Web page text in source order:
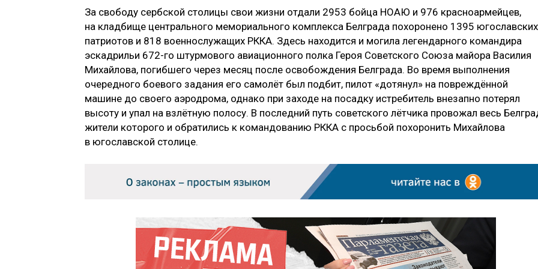
За свободу сербской столицы свои жизни отдали 2953 бойца НОАЮ и 976 красноармейцев,
на кладбище центрального мемориального комплекса Белграда похоронено 1395 югославских
патриотов и 818 военнослужащих РККА. Здесь находится и могила легендарного командира
эскадрильи 672-го штурмового авиационного полка Героя Советского Союза майора Василия
Михайлова, погибшего через месяц после освобождения Белграда. Во время выполнения
очередного боевого задания его самолёт был подбит, пилот «дотянул» на повреждённой
машине до своего аэродрома, однако при заходе на посадку истребитель внезапно потерял
высоту и упал на взлётную полосу. В последний путь советского лётчика провожал весь
жители которого и обратились к командованию РККА с просьбой похоронить Михайлова
в югославской столице.